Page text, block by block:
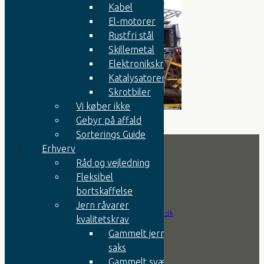
Tlf.:+45 9752 0666
Email: info@jernesper.dk
Firma
Kabel
El-motorer
Rustfri stål
Skillemetal
Elektronikskrot
Katalysatorer
Skrotbiler
Vi køber ikke
Gebyr på affald
Sorterings Guide
Erhverv
Råd og vejledning
Fleksibel
bortskaffelse
Jern råvarer
kvalitetskrav
Gammelt jern til
saks
Gammelt svært